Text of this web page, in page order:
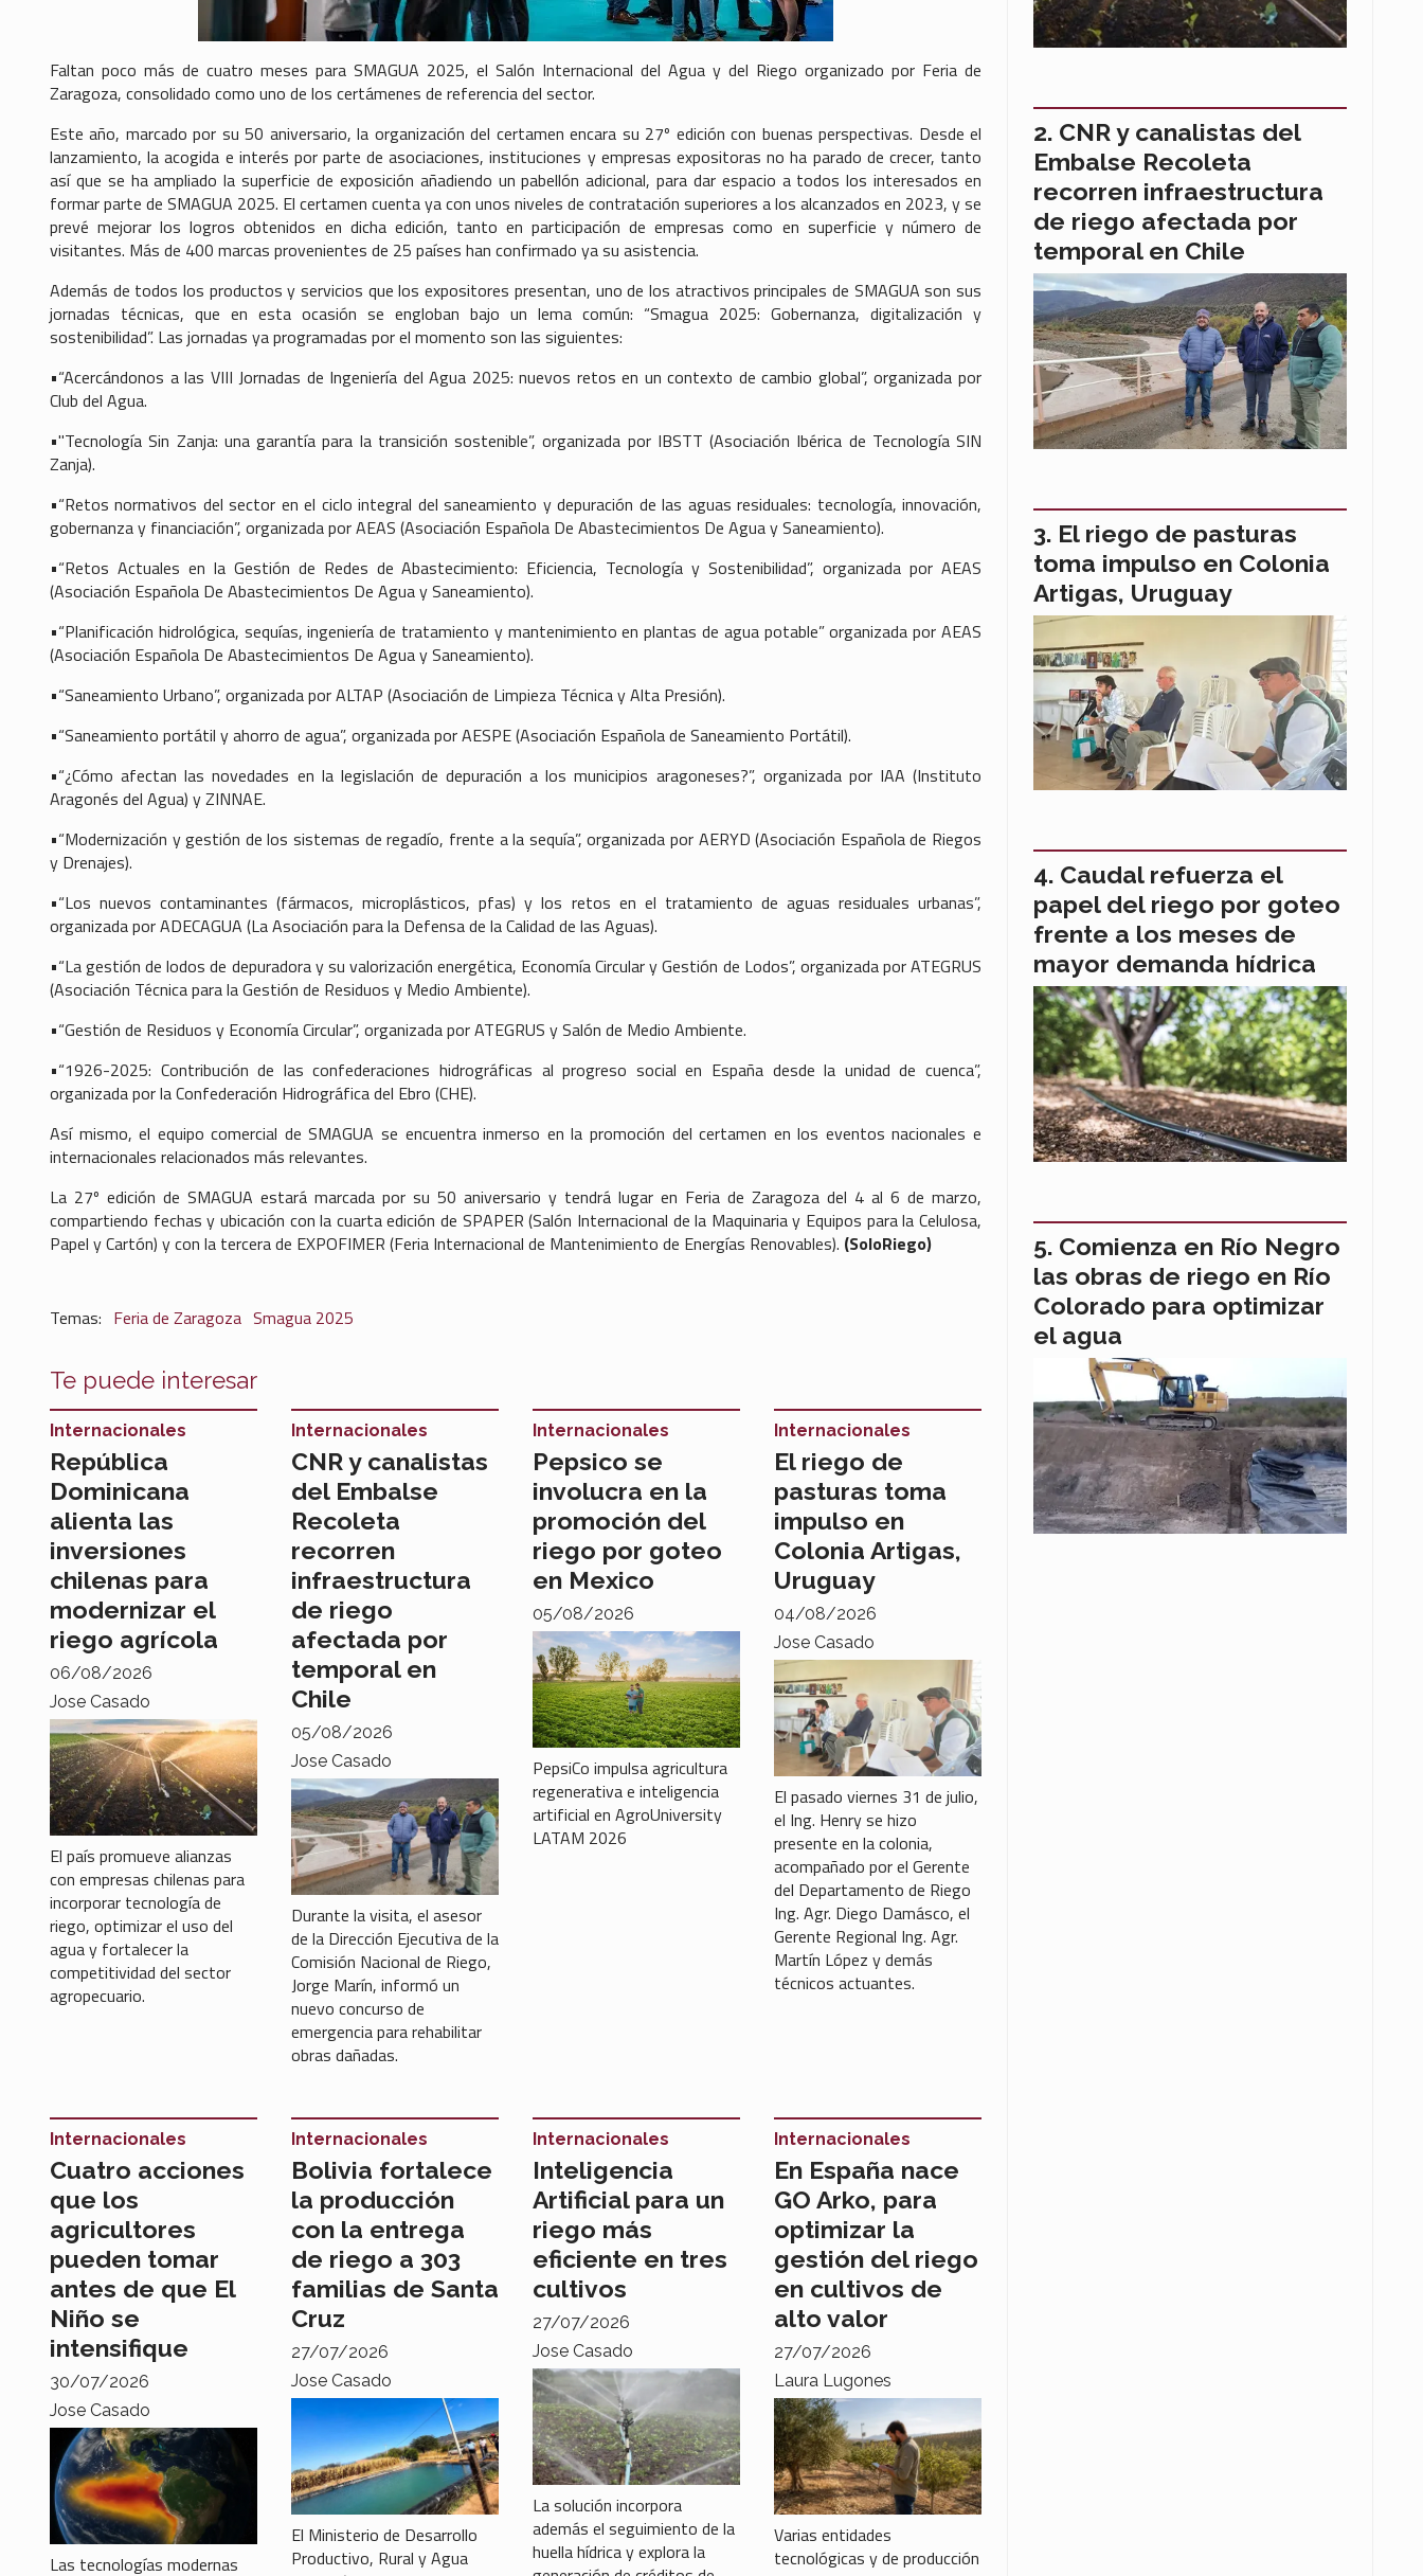
Faltan poco más de cuatro meses para SMAGUA 2025, el Salón Internacional del Agua y del Riego organizado por Feria de
Zaragoza, consolidado como uno de los certámenes de referencia del sector.
Este año, marcado por su 50 aniversario, la organización del certamen encara su 27º edición con buenas perspectivas. Desde el
lanzamiento, la acogida e interés por parte de asociaciones, instituciones y empresas expositoras no ha parado de crecer, tanto
así que se ha ampliado la superficie de exposición añadiendo un pabellón adicional, para dar espacio a todos los interesados en
formar parte de SMAGUA 2025. El certamen cuenta ya con unos niveles de contratación superiores a los alcanzados en 2023, y se
prevé mejorar los logros obtenidos en dicha edición, tanto en participación de empresas como en superficie y número de
visitantes. Más de 400 marcas provenientes de 25 países han confirmado ya su asistencia.
Además de todos los productos y servicios que los expositores presentan, uno de los atractivos principales de SMAGUA son sus
jornadas técnicas, que en esta ocasión se engloban bajo un lema común: “Smagua 2025: Gobernanza, digitalización y
sostenibilidad”. Las jornadas ya programadas por el momento son las siguientes:
•“Acercándonos a las VIII Jornadas de Ingeniería del Agua 2025: nuevos retos en un contexto de cambio global”, organizada por
Club del Agua.
•"Tecnología Sin Zanja: una garantía para la transición sostenible”, organizada por IBSTT (Asociación Ibérica de Tecnología SIN
Zanja).
•“Retos normativos del sector en el ciclo integral del saneamiento y depuración de las aguas residuales: tecnología, innovación,
gobernanza y financiación”, organizada por AEAS (Asociación Española De Abastecimientos De Agua y Saneamiento).
•“Retos Actuales en la Gestión de Redes de Abastecimiento: Eficiencia, Tecnología y Sostenibilidad”, organizada por AEAS
(Asociación Española De Abastecimientos De Agua y Saneamiento).
•“Planificación hidrológica, sequías, ingeniería de tratamiento y mantenimiento en plantas de agua potable” organizada por AEAS
(Asociación Española De Abastecimientos De Agua y Saneamiento).
•“Saneamiento Urbano”, organizada por ALTAP (Asociación de Limpieza Técnica y Alta Presión).
•“Saneamiento portátil y ahorro de agua”, organizada por AESPE (Asociación Española de Saneamiento Portátil).
•“¿Cómo afectan las novedades en la legislación de depuración a los municipios aragoneses?”, organizada por IAA (Instituto
Aragonés del Agua) y ZINNAE.
•“Modernización y gestión de los sistemas de regadío, frente a la sequía”, organizada por AERYD (Asociación Española de Riegos
y Drenajes).
•“Los nuevos contaminantes (fármacos, microplásticos, pfas) y los retos en el tratamiento de aguas residuales urbanas”,
organizada por ADECAGUA (La Asociación para la Defensa de la Calidad de las Aguas).
•“La gestión de lodos de depuradora y su valorización energética, Economía Circular y Gestión de Lodos”, organizada por ATEGRUS
(Asociación Técnica para la Gestión de Residuos y Medio Ambiente).
•“Gestión de Residuos y Economía Circular”, organizada por ATEGRUS y Salón de Medio Ambiente.
•“1926-2025: Contribución de las confederaciones hidrográficas al progreso social en España desde la unidad de cuenca”,
organizada por la Confederación Hidrográfica del Ebro (CHE).
Así mismo, el equipo comercial de SMAGUA se encuentra inmerso en la promoción del certamen en los eventos nacionales e
internacionales relacionados más relevantes.
La 27º edición de SMAGUA estará marcada por su 50 aniversario y tendrá lugar en Feria de Zaragoza del 4 al 6 de marzo,
compartiendo fechas y ubicación con la cuarta edición de SPAPER (Salón Internacional de la Maquinaria y Equipos para la Celulosa,
Papel y Cartón) y con la tercera de EXPOFIMER (Feria Internacional de Mantenimiento de Energías Renovables). (SoloRiego)
Feria de Zaragoza Smagua 2025
Te puede interesar
República
Dominicana
alienta las
inversiones
chilenas para
modernizar el
riego agrícola
Jose Casado
Internacionales
06/08/2026
El país promueve alianzas
con empresas chilenas para
incorporar tecnología de
riego, optimizar el uso del
agua y fortalecer la
competitividad del sector
agropecuario.
CNR y canalistas
del Embalse
Recoleta
recorren
infraestructura
de riego
afectada por
temporal en
Chile
Jose Casado
Internacionales
05/08/2026
Durante la visita, el asesor
de la Dirección Ejecutiva de la
Comisión Nacional de Riego,
Jorge Marín, informó un
nuevo concurso de
emergencia para rehabilitar
obras dañadas.
Pepsico se
involucra en la
promoción del
riego por goteo
en Mexico
Internacionales
05/08/2026
PepsiCo impulsa agricultura
regenerativa e inteligencia
artificial en AgroUniversity
LATAM 2026
El riego de
pasturas toma
impulso en
Colonia Artigas,
Uruguay
Jose Casado
Internacionales
04/08/2026
El pasado viernes 31 de julio,
el Ing. Henry se hizo
presente en la colonia,
acompañado por el Gerente
del Departamento de Riego
Ing. Agr. Diego Damásco, el
Gerente Regional Ing. Agr.
Martín López y demás
técnicos actuantes.
Cuatro acciones
que los
agricultores
pueden tomar
antes de que El
Niño se
intensifique
Jose Casado
Internacionales
30/07/2026
Las tecnologías modernas
Bolivia fortalece
la producción
con la entrega
de riego a 303
familias de Santa
Cruz
Jose Casado
Internacionales
27/07/2026
El Ministerio de Desarrollo
Productivo, Rural y Agua
Inteligencia
Artificial para un
riego más
eficiente en tres
cultivos
Jose Casado
Internacionales
27/07/2026
La solución incorpora
además el seguimiento de la
huella hídrica y explora la
En España nace
GO Arko, para
optimizar la
gestión del riego
en cultivos de
alto valor
Laura Lugones
Internacionales
27/07/2026
Varias entidades
tecnológicas y de producción
CNR y canalistas del
Embalse Recoleta
recorren infraestructura
de riego afectada por
temporal en Chile
El riego de pasturas
toma impulso en Colonia
Artigas, Uruguay
Caudal refuerza el
papel del riego por goteo
frente a los meses de
mayor demanda hídrica
Comienza en Río Negro
las obras de riego en Río
Colorado para optimizar
el agua